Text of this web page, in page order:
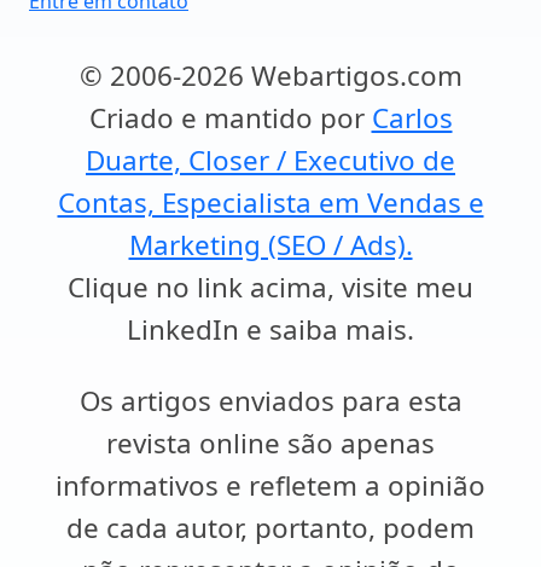
© 2006-2026 Webartigos.com
Criado e mantido por Carlos
Duarte, Closer / Executivo de
Contas, Especialista em Vendas e
Marketing (SEO / Ads).
Clique no link acima, visite meu
LinkedIn e saiba mais.
Os artigos enviados para esta
revista online são apenas
informativos e refletem a opinião
de cada autor, portanto, podem